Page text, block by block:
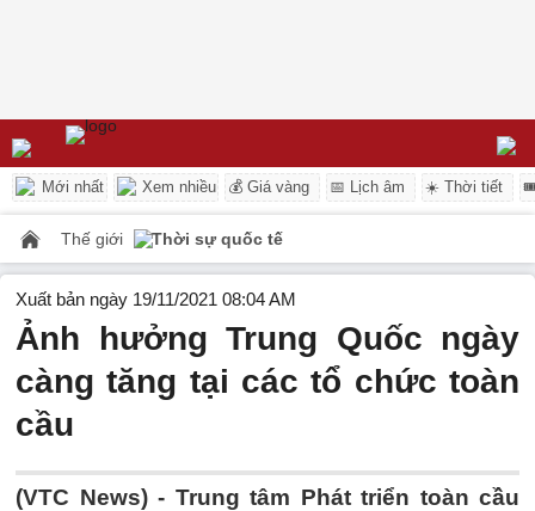
Mới nhất Xem nhiều 💰 Giá vàng 📅 Lịch âm ☀️ Thời tiết
Thế giới Thời sự quốc tế
Xuất bản ngày 19/11/2021 08:04 AM
Ảnh hưởng Trung Quốc ngày
càng tăng tại các tổ chức toàn
cầu
(VTC News) - Trung tâm Phát triển toàn cầu